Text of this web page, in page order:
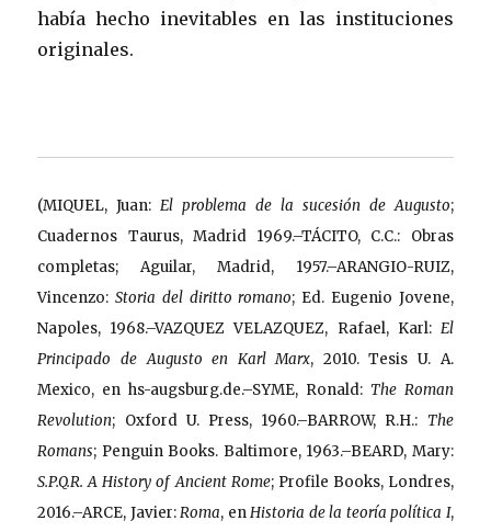
había hecho inevitables en las instituciones
originales.
(MIQUEL, Juan: El problema de la sucesión de Augusto;
Cuadernos Taurus, Madrid 1969.–TÁCITO, C.C.: Obras
completas; Aguilar, Madrid, 1957.–ARANGIO-RUIZ,
Vincenzo:Storia del diritto romano; Ed. Eugenio Jovene,
Napoles, 1968.–VAZQUEZ VELAZQUEZ, Rafael, Karl: El
Principado de Augusto en Karl Marx, 2010. Tesis U. A.
Mexico, en hs-augsburg.de.–SYME, Ronald: The Roman
Revolution; Oxford U. Press, 1960.–BARROW, R.H.: The
Romans; Penguin Books. Baltimore, 1963.–BEARD, Mary:
S.P.Q.R. A History of Ancient Rome; Profile Books, Londres,
2016.–ARCE, Javier:Roma, enHistoria de la teoría política I,